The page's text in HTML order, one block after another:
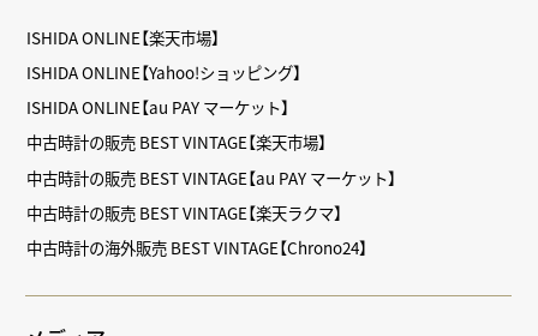
ISHIDA ONLINE【楽天市場】
ISHIDA ONLINE【Yahoo!ショッピング】
ISHIDA ONLINE【au PAY マーケット】
中古時計の販売 BEST VINTAGE【楽天市場】
中古時計の販売 BEST VINTAGE【au PAY マーケット】
中古時計の販売 BEST VINTAGE【楽天ラクマ】
中古時計の海外販売 BEST VINTAGE【Chrono24】